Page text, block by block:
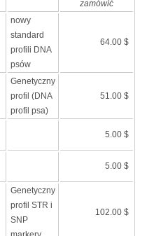
zamówić
nowy
standard
profili DNA
psów
64.00 $
Genetyczny
profil (DNA
profil psa)
51.00 $
5.00 $
5.00 $
Genetyczny
profil STR i
SNP
102.00 $